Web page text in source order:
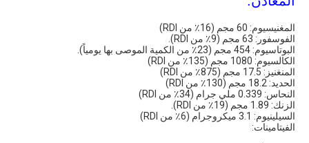
المغنيسيوم: 60 مجم (16٪ من RDI)
الفوسفور: 63 مجم (9٪ من RDI).
البوتاسيوم: 454 مجم (23٪ من الكمية الموصى بها يومياً).
الكالسيوم: 1080 مجم (135٪ من RDI)
المنغنيز: 17.5 مجم (875٪ من RDI)
الحديد: 18.2 مجم (130٪ من RDI)
النحاس: 0.339 ملي جرام (34٪ من RDI)
الزنك: 1.89 مجم (19٪ من RDI).
السيلينيوم: 3.1 ميكروجرام (6٪ من RDI)
الفيتامينات: